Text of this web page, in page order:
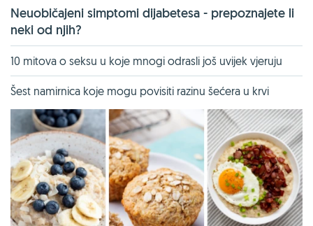
Neuobičajeni simptomi dijabetesa - prepoznajete li
neki od njih?
10 mitova o seksu u koje mnogi odrasli još uvijek vjeruju
Šest namirnica koje mogu povisiti razinu šećera u krvi